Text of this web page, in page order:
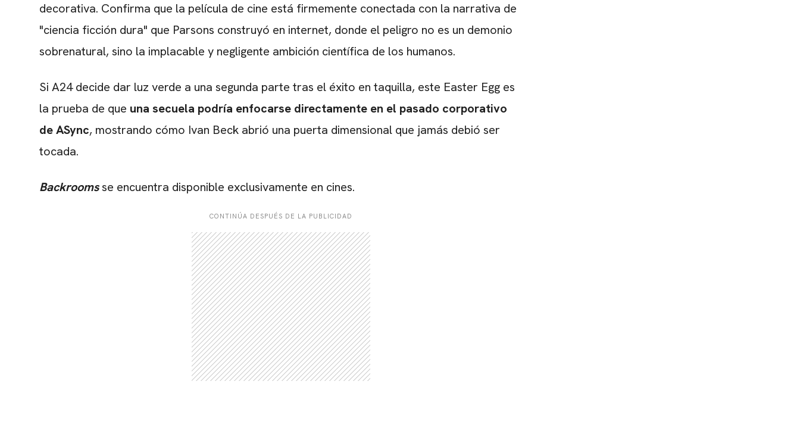
decorativa. Confirma que la película de cine está firmemente conectada con la narrativa de
"ciencia ficción dura" que Parsons construyó en internet, donde el peligro no es un demonio
sobrenatural, sino la implacable y negligente ambición científica de los humanos.
Si A24 decide dar luz verde a una segunda parte tras el éxito en taquilla, este Easter Egg es
la prueba de que una secuela podría enfocarse directamente en el pasado corporativo
de ASync, mostrando cómo Ivan Beck abrió una puerta dimensional que jamás debió ser
tocada.
Backroomsse encuentra disponible exclusivamente en cines.
CONTINÚA DESPUÉS DE LA PUBLICIDAD